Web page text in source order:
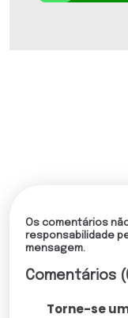
Os comentários
responsabilidade
mensagem.
Comentários
Torne-se